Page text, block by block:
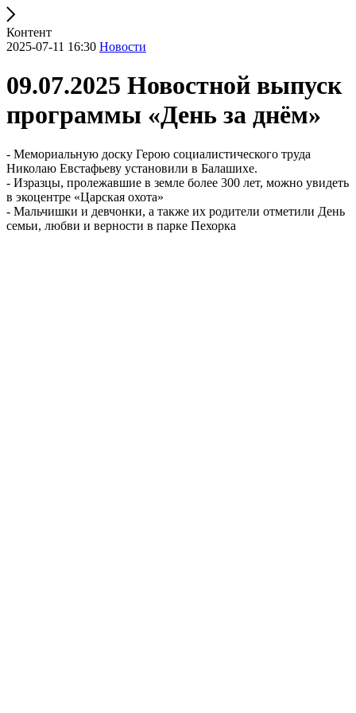
Контент
2025-07-11 16:30 Новости
09.07.2025 Новостной выпуск
программы «День за днём»
- Мемориальную доску Герою социалистического труда
Николаю Евстафьеву установили в Балашихе.
- Изразцы, пролежавшие в земле более 300 лет, можно увидеть
в экоцентре «Царская охота»
- Мальчишки и девчонки, а также их родители отметили День
семьи, любви и верности в парке Пехорка